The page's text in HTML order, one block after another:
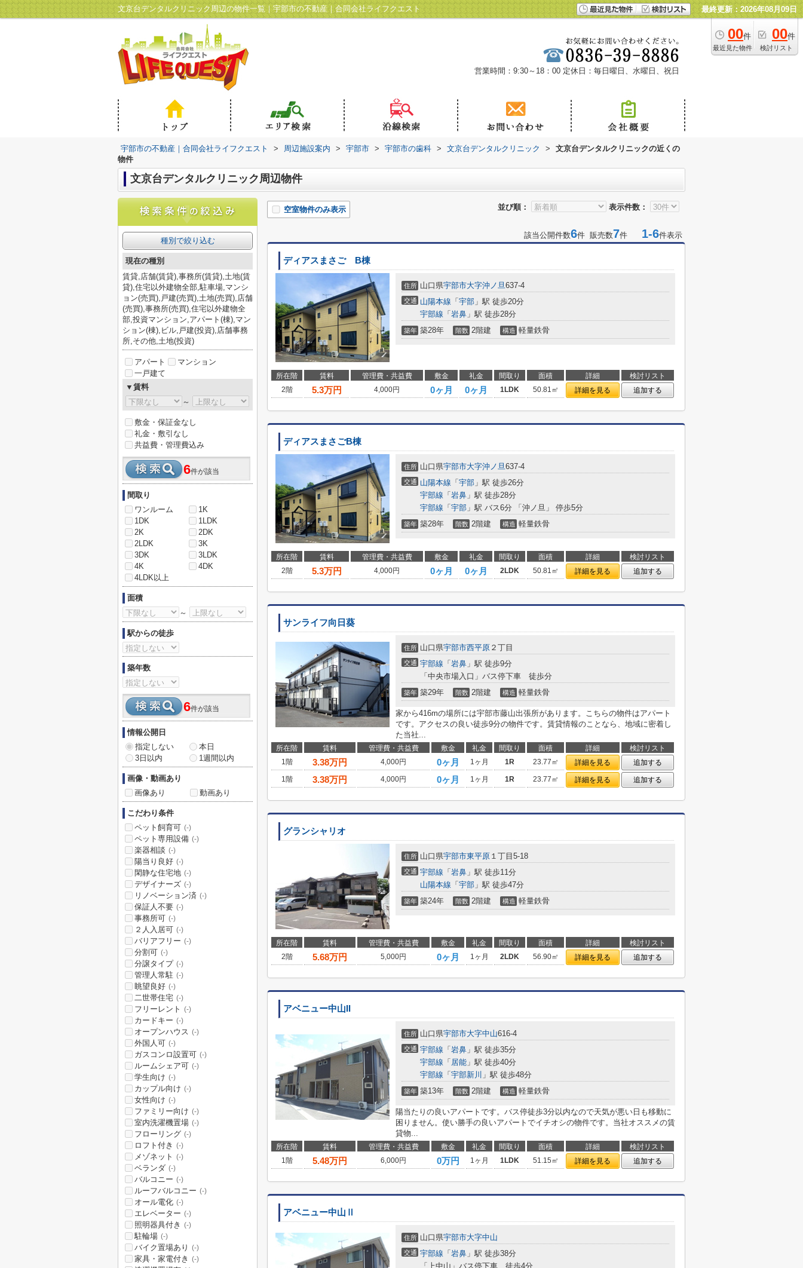
文京台デンタルクリニック周辺の物件一覧｜宇部市の不動産｜合同会社ライフクエスト 最終更新：2026年08月09日
00件
最近見た物件
00件
検討リスト
営業時間：9:30～18：00 定休日：毎日曜日、水曜日、祝日
宇部市の不動産｜合同会社ライフクエスト > 周辺施設案内 > 宇部市 > 宇部市の歯科 > 文京台デンタルクリニック >
文京台デンタルクリニックの近くの
物件
文京台デンタルクリニック周辺物件
並び順： 表示件数：
空室物件のみ表示
該当公開件数6件 販売数7件 1-6件表示
ディアスまさご B棟
住所 山口県宇部市大字沖ノ旦637-4
交通 山陽本線 「 宇部 」駅 徒歩20分
宇部線 「 岩鼻 」駅 徒歩28分
築年 築28年 階数 2階建 構造 軽量鉄骨
所在階 賃料 管理費・共益費 敷金 礼金 間取り 面積 詳細
検討リスト
2階
5.3万円 4,000円 0ヶ月 0ヶ月 1LDK 50.81㎡ 詳細を見る 追加する
ディアスまさごB棟
住所 山口県宇部市大字沖ノ旦637-4
交通 山陽本線 「 宇部 」駅 徒歩26分
宇部線 「 岩鼻 」駅 徒歩28分
宇部線 「 宇部 」駅 バス6分 「沖ノ旦」 停歩5分
築年 築28年 階数 2階建 構造 軽量鉄骨
所在階 賃料 管理費・共益費 敷金 礼金 間取り 面積 詳細
検討リスト
2階
5.3万円 4,000円 0ヶ月 0ヶ月 2LDK 50.81㎡ 詳細を見る 追加する
サンライフ向日葵
住所 山口県宇部市西平原 ２丁目
交通 宇部線 「 岩鼻 」駅 徒歩9分
「中央市場入口」バス停下車 徒歩分
築年 築29年 階数 2階建 構造 軽量鉄骨
家から416mの場所には宇部市藤山出張所があります。こちらの物件はアパート
です。アクセスの良い徒歩9分の物件です。賃貸情報のことなら、地域に密着し
た当社...
所在階 賃料 管理費・共益費 敷金 礼金 間取り 面積 詳細
検討リスト
1階
3.38万円 4,000円 0ヶ月 1ヶ月 1R 23.77㎡ 詳細を見る
追加する
1階
3.38万円 4,000円 0ヶ月 1ヶ月 1R 23.77㎡ 詳細を見る 追加する
グランシャリオ
住所 山口県宇部市東平原 １丁目5-18
交通 宇部線 「 岩鼻 」駅 徒歩11分
山陽本線 「 宇部 」駅 徒歩47分
築年 築24年 階数 2階建 構造 軽量鉄骨
所在階 賃料 管理費・共益費 敷金 礼金 間取り 面積 詳細
検討リスト
2階
5.68万円 5,000円 0ヶ月 1ヶ月 2LDK 56.90㎡ 詳細を見る 追加する
アベニュー中山II
住所 山口県宇部市大字中山616-4
交通 宇部線 「 岩鼻 」駅 徒歩35分
宇部線 「 居能 」駅 徒歩40分
宇部線 「 宇部新川 」駅 徒歩48分
築年 築13年 階数 2階建 構造 軽量鉄骨
陽当たりの良いアパートです。バス停徒歩3分以内なので天気が悪い日も移動に
困りません。使い勝手の良いアパートでイチオシの物件です。当社オススメの賃
貸物...
所在階 賃料 管理費・共益費 敷金 礼金 間取り 面積 詳細
検討リスト
1階
5.48万円 6,000円 0万円 1ヶ月 1LDK 51.15㎡ 詳細を見る 追加する
アベニュー中山Ⅱ
住所 山口県宇部市大字中山
交通 宇部線 「 岩鼻 」駅 徒歩38分
「上中山」バス停下車 徒歩4分
種別で絞り込む
現在の種別
賃貸,店舗(賃貸),事務所(賃貸),土地(賃
貸),住宅以外建物全部,駐車場,マンシ
ョン(売買),戸建(売買),土地(売買),店舗
(売買),事務所(売買),住宅以外建物全
部,投資マンション,アパート(棟),マン
ション(棟),ビル,戸建(投資),店舗事務
所,その他,土地(投資)
アパート
マンション
一戸建て
▼賃料
～
敷金・保証金なし
礼金・敷引なし
共益費・管理費込み
6件が該当
間取り
ワンルーム
1K
1DK
1LDK
2K
2DK
2LDK
3K
3DK
3LDK
4K
4DK
4LDK以上
面積
～
駅からの徒歩
築年数
6件が該当
情報公開日
指定しない
本日
3日以内
1週間以内
画像・動画あり
画像あり
動画あり
こだわり条件
ペット飼育可 (-)
ペット専用設備 (-)
楽器相談 (-)
陽当り良好 (-)
閑静な住宅地 (-)
デザイナーズ (-)
リノベーション済 (-)
保証人不要 (-)
事務所可 (-)
２人入居可 (-)
バリアフリー (-)
分割可 (-)
分譲タイプ (-)
管理人常駐 (-)
眺望良好 (-)
二世帯住宅 (-)
フリーレント (-)
カードキー (-)
オープンハウス (-)
外国人可 (-)
ガスコンロ設置可 (-)
ルームシェア可 (-)
学生向け (-)
カップル向け (-)
女性向け (-)
ファミリー向け (-)
室内洗濯機置場 (-)
フローリング (-)
ロフト付き (-)
メゾネット (-)
ベランダ (-)
バルコニー (-)
ルーフバルコニー (-)
オール電化 (-)
エレベーター (-)
照明器具付き (-)
駐輪場 (-)
バイク置場あり (-)
家具・家電付き (-)